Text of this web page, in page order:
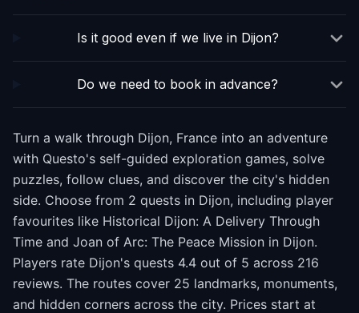
Is it good even if we live in Dijon?
Do we need to book in advance?
Turn a walk through Dijon, France into an adventure
with Questo's self-guided exploration games, solve
puzzles, follow clues, and discover the city's hidden
side. Choose from 2 quests in Dijon, including player
favourites like Historical Dijon: A Delivery Through
Time and Joan of Arc: The Peace Mission in Dijon.
Players rate Dijon's quests 4.4 out of 5 across 216
reviews. The routes cover 25 landmarks, monuments,
and hidden corners across the city. Prices start at